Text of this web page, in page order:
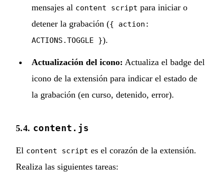
mensajes al content script para iniciar o
detener la grabación ({ action:
ACTIONS.TOGGLE }).
Actualización del icono: Actualiza el badge del
icono de la extensión para indicar el estado de
la grabación (en curso, detenido, error).
5.4. content.js
El content script es el corazón de la extensión.
Realiza las siguientes tareas: